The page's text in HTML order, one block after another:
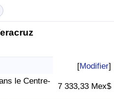
[Modifier]
le Centre-
7 333,33 Mex$
(Actuel)